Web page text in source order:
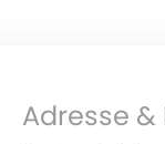
Adresse &